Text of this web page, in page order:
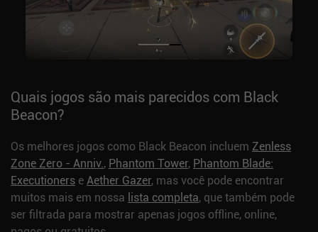
Quais jogos são mais parecidos com Black
Beacon?
Os melhores jogos como Black Beacon incluem Zenless
Zone Zero - Anniv., Phantom Tower, Phantom Blade:
Executioners eAether Gazer, mas você pode encontrar
muitos mais em nossa lista completa, que também pode
ser filtrada para mostrar apenas jogos offline, online,